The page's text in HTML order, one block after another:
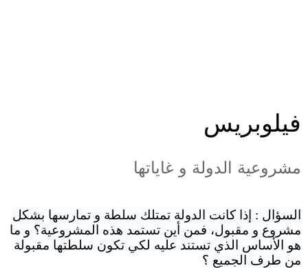
فيلوبريس
مشروعية الدولة و غاياتها
السؤال : إذا كانت الدولة تمتلك سلطة و تمارسها بشكل
مشروع و مقبول، فمن أين تستمد هذه المشروعية؟ و ما
هو الأساس الذي تستند عليه لكي تكون سلطتها مقبولة
من طرف الجميع ؟